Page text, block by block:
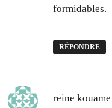
formidables.
RÉPONDRE
reine kouame